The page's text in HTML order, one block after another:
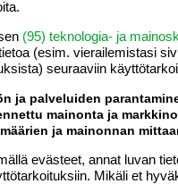
kirjoitti:
apua, mutta ei ne
päivystä siellä oven takana
haluaa vältellä verikoetta,
(95) teknologia- ja
(esim. vierailemis­tasi
seuraaviin
ja palveluiden
mainonta ja
ja mainonnan
evästeet, annat luvan
Mikäli et